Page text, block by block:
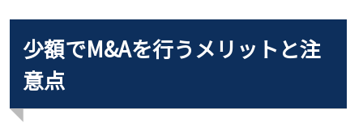
少額でM&Aを行うメリットと注
意点